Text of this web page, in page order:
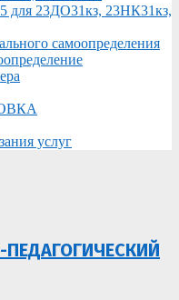
для 23ДО31кз, 23НК31кз,
самоопределения
услуг